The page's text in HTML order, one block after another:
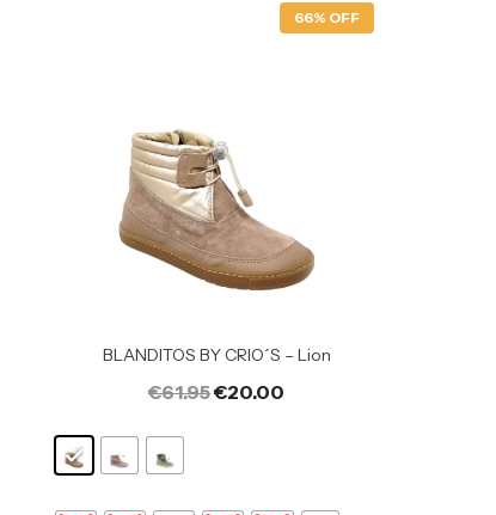
66% OFF
BLANDITOS BY CRIO´S – Lion
€61.95€20.00